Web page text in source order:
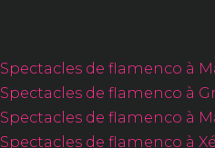
Spectacles de flamenco à
Spectacles de flamenco à
Spectacles de flamenco à
Spectacles de flamenco à